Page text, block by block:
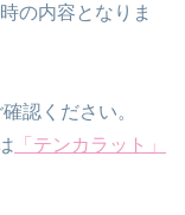
の内容となりま
認ください。
「テンカラット」